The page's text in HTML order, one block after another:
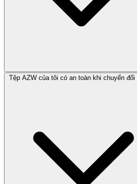
Tệp AZW của tôi có an toàn khi chuyển đổi